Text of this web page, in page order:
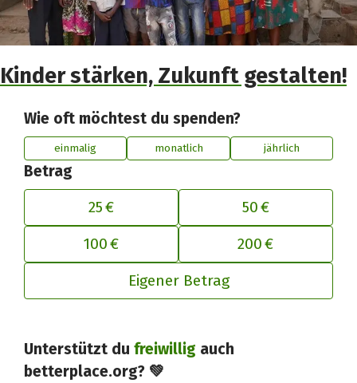
Kinder stärken, Zukunft gestalten!
Wie oft möchtest du spenden?
einmalig monatlich jährlich
Betrag
25 €
50 €
100 € 200 €
Eigener Betrag
Unterstützt dufreiwillig auch
betterplace.org? 💚
Deinen Beitrag an betterplace